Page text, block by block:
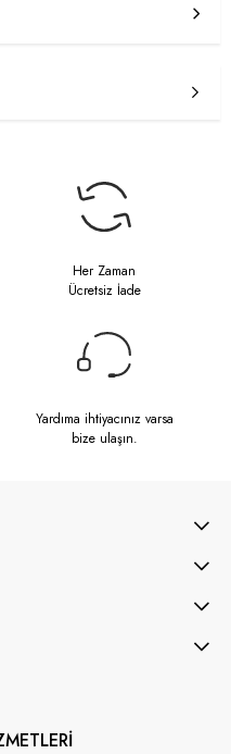
Her Zaman
Ücretsiz İade
Yardıma ihtiyacınız varsa
bize ulaşın.